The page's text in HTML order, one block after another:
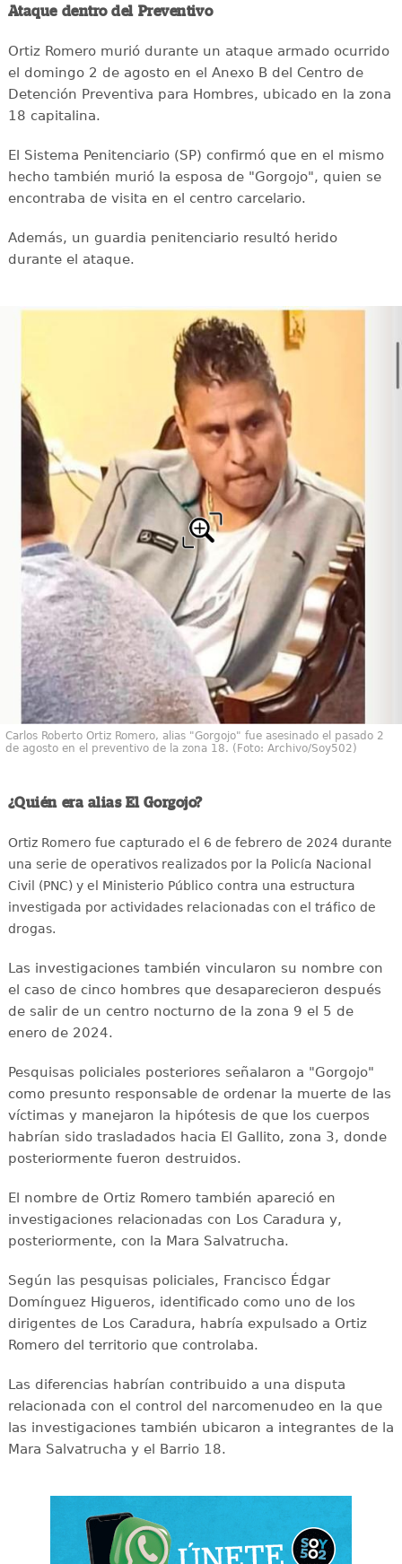
Ataque dentro del Preventivo
Ortiz Romero murió durante un ataque armado ocurrido
el domingo 2 de agosto en el Anexo B del Centro de
Detención Preventiva para Hombres, ubicado en la zona
18 capitalina.
El Sistema Penitenciario (SP) confirmó que en el mismo
hecho también murió la esposa de "Gorgojo", quien se
encontraba de visita en el centro carcelario.
Además, un guardia penitenciario resultó herido
durante el ataque.
Carlos Roberto Ortiz Romero, alias "Gorgojo" fue asesinado el pasado 2
de agosto en el preventivo de la zona 18. (Foto: Archivo/Soy502)
¿Quién era alias El Gorgojo?
Ortiz Romero fue capturado el 6 de febrero de 2024 durante
una serie de operativos realizados por la Policía Nacional
Civil (PNC) y el Ministerio Público contra una estructura
investigada por actividades relacionadas con el tráfico de
drogas.
Las investigaciones también vincularon su nombre con
el caso de cinco hombres que desaparecieron después
de salir de un centro nocturno de la zona 9 el 5 de
enero de 2024.
Pesquisas policiales posteriores señalaron a "Gorgojo"
como presunto responsable de ordenar la muerte de las
víctimas y manejaron la hipótesis de que los cuerpos
habrían sido trasladados hacia El Gallito, zona 3, donde
posteriormente fueron destruidos.
El nombre de Ortiz Romero también apareció en
investigaciones relacionadas con Los Caradura y,
posteriormente, con la Mara Salvatrucha.
Según las pesquisas policiales, Francisco Édgar
Domínguez Higueros, identificado como uno de los
dirigentes de Los Caradura, habría expulsado a Ortiz
Romero del territorio que controlaba.
Las diferencias habrían contribuido a una disputa
relacionada con el control del narcomenudeo en la que
las investigaciones también ubicaron a integrantes de la
Mara Salvatrucha y el Barrio 18.